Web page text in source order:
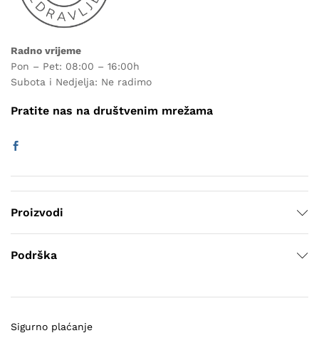
Radno vrijeme
Pon – Pet: 08:00 – 16:00h
Subota i Nedjelja: Ne radimo
Pratite nas na društvenim mrežama
Proizvodi
Podrška
Sigurno plaćanje